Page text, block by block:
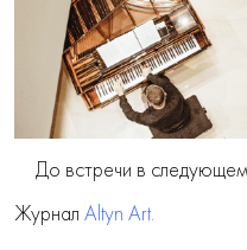
До встречи в
Журнал Altyn Art.